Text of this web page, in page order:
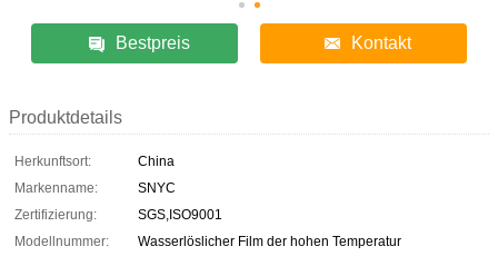
Bestpreis Kontakt
Produktdetails
Herkunftsort:
China
Markenname:
SNYC
Zertifizierung:
SGS,ISO9001
Modellnummer:
Wasserlöslicher Film der hohen Temperatur